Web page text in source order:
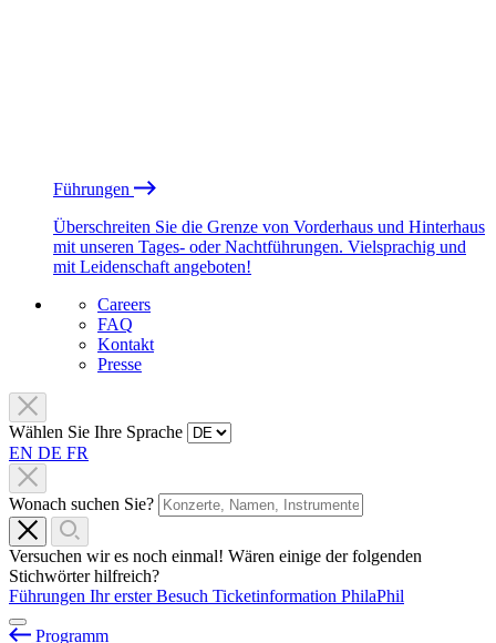
Führungen
Überschreiten Sie die Grenze von Vorderhaus und Hinterhaus
mit unseren Tages- oder Nachtführungen. Vielsprachig und
mit Leidenschaft angeboten!
Careers
FAQ
Kontakt
Presse
Wählen Sie Ihre Sprache
EN DE FR
Wonach suchen Sie?
Versuchen wir es noch einmal! Wären einige der folgenden
Stichwörter hilfreich?
Führungen Ihr erster Besuch Ticketinformation PhilaPhil
Programm